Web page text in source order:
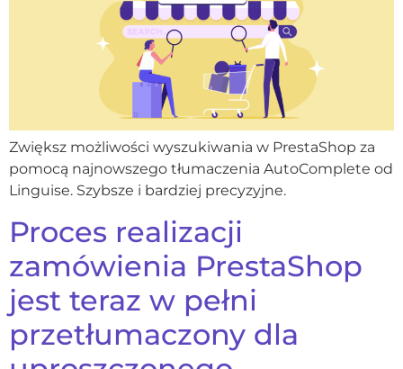
Zwiększ możliwości wyszukiwania w PrestaShop za
pomocą najnowszego tłumaczenia AutoComplete od
Linguise. Szybsze i bardziej precyzyjne.
Proces realizacji
zamówienia PrestaShop
jest teraz w pełni
przetłumaczony dla